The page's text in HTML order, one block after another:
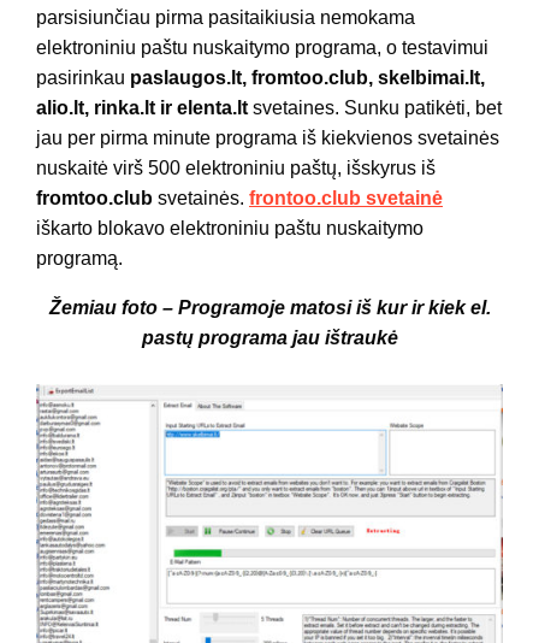
parsisiunčiau pirma pasitaikiusia nemokama
elektroniniu paštu nuskaitymo programa, o testavimui
pasirinkau paslaugos.lt, fromtoo.club, skelbimai.lt,
alio.lt, rinka.lt ir elenta.ltsvetaines. Sunku patikėti, bet
jau per pirma minute programa iš kiekvienos svetainės
nuskaitė virš 500 elektroniniu paštų, išskyrus iš
fromtoo.club svetainės. frontoo.club svetainė
iškarto blokavo elektroniniu paštu nuskaitymo
programą.
Žemiau foto – Programoje matosi iš kur ir kiek el.
pastų programa jau ištraukė